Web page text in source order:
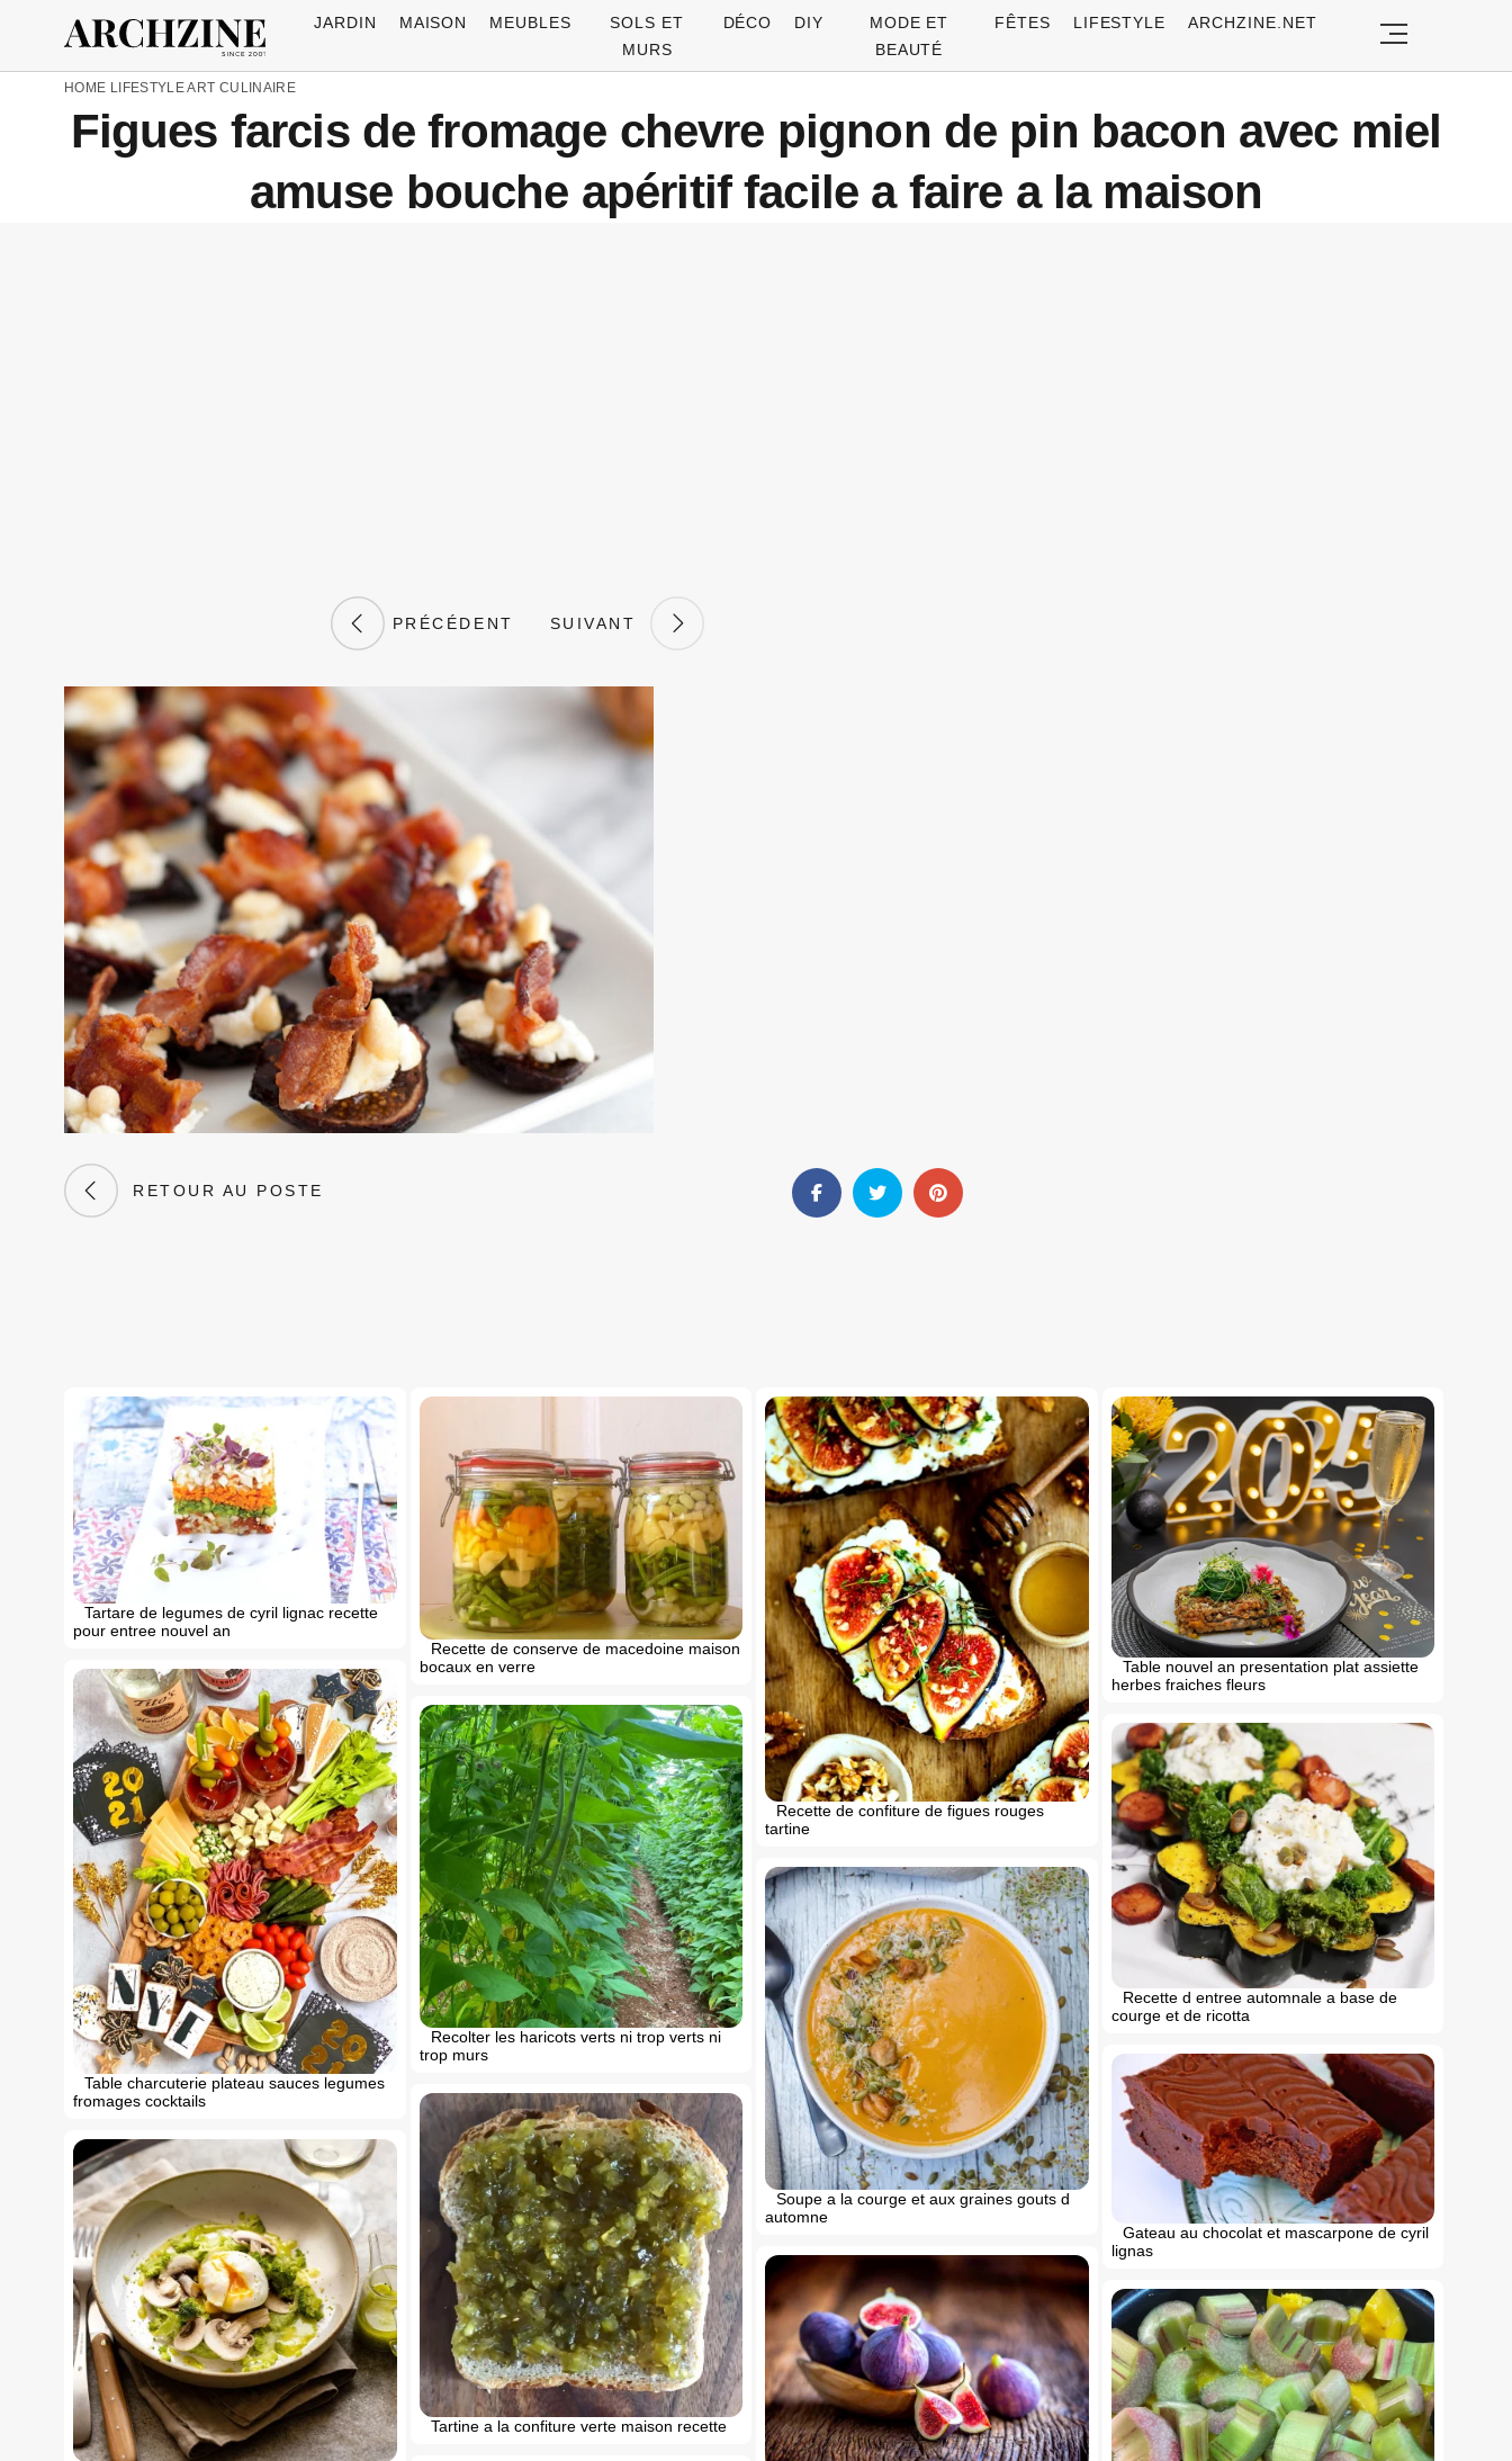
JARDIN MAISON MEUBLES
SOLS ET
MURS
DÉCO DIY
MODE ET
BEAUTÉ
FÊTES LIFESTYLE ARCHZINE.NET
HOME LIFESTYLEART CULINAIRE
Figues farcis de fromage chevre pignon de pin bacon avec miel
amuse bouche apéritif facile a faire a la maison
PRÉCÉDENT SUIVANT
RETOUR AU POSTE
Tartare de legumes de cyril lignac recette
pour entree nouvel an
Recette de conserve de macedoine maison
bocaux en verre
Recette de confiture de figues rouges
tartine
Table nouvel an presentation plat assiette
herbes fraiches fleurs
Table charcuterie plateau sauces legumes
fromages cocktails
Recolter les haricots verts ni trop verts ni
trop murs
Recette d entree automnale a base de
courge et de ricotta
Soupe a la courge et aux graines gouts d
automne
Gateau au chocolat et mascarpone de cyril
lignas
Tartine a la confiture verte maison recette